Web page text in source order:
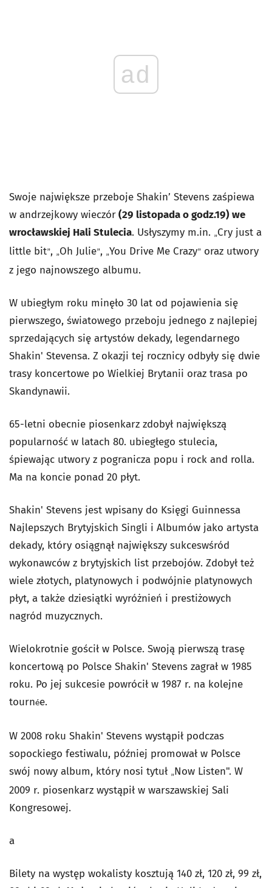
ad
Swoje największe przeboje Shakin’ Stevens zaśpiewa
w andrzejkowy wieczór(29 listopada o godz.19) we
wrocławskiej Hali Stulecia. Usłyszymy m.in. „Cry just a
little bit”, „Oh Julie”, „You Drive Me Crazy” oraz utwory
z jego najnowszego albumu.
W ubiegłym roku minęło 30 lat od pojawienia się
pierwszego, światowego przeboju jednego z najlepiej
sprzedających się artystów dekady, legendarnego
Shakin' Stevensa. Z okazji tej rocznicy odbyły się dwie
trasy koncertowe po Wielkiej Brytanii oraz trasa po
Skandynawii.
65-letni obecnie piosenkarz zdobył największą
popularność w latach 80. ubiegłego stulecia,
śpiewając utwory z pogranicza popu i rock and rolla.
Ma na koncie ponad 20 płyt.
Shakin' Stevens jest wpisany do Księgi Guinnessa
Najlepszych Brytyjskich Singli i Albumów jako artysta
dekady, który osiągnął największy sukceswśród
wykonawców z brytyjskich list przebojów. Zdobył też
wiele złotych, platynowych i podwójnie platynowych
płyt, a także dziesiątki wyróżnień i prestiżowych
nagród muzycznych.
Wielokrotnie gościł w Polsce. Swoją pierwszą trasę
koncertową po Polsce Shakin' Stevens zagrał w 1985
roku. Po jej sukcesie powrócił w 1987 r. na kolejne
tournée.
W 2008 roku Shakin' Stevens wystąpił podczas
sopockiego festiwalu, później promował w Polsce
swój nowy album, który nosi tytuł „Now Listen". W
2009 r. piosenkarz wystąpił w warszawskiej Sali
Kongresowej.
a
Bilety na występ wokalisty kosztują 140 zł, 120 zł, 99 zł,